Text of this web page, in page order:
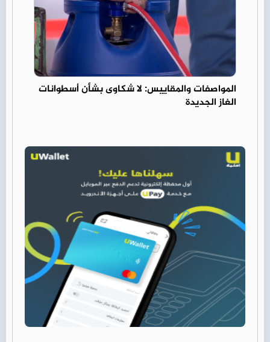
المواصفات والمقاييس: لا شكاوى بشأن أسطوانات
الغاز الجديدة